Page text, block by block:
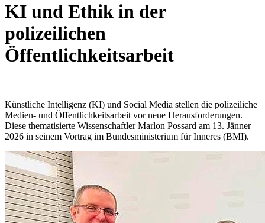
KI und Ethik in der
polizeilichen
Öffentlichkeitsarbeit
Künstliche Intelligenz (KI) und Social Media stellen die polizeiliche
Medien- und Öffentlichkeitsarbeit vor neue Herausforderungen.
Diese thematisierte Wissenschaftler Marlon Possard am 13. Jänner
2026 in seinem Vortrag im Bundesministerium für Inneres (BMI).